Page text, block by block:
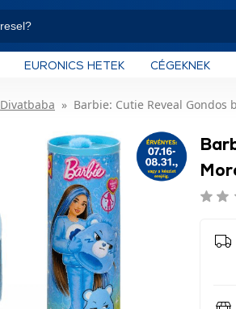
EURONICS HETEK CÉGEKNEK
Divatbaba Barbie: Cutie Reveal Gondos